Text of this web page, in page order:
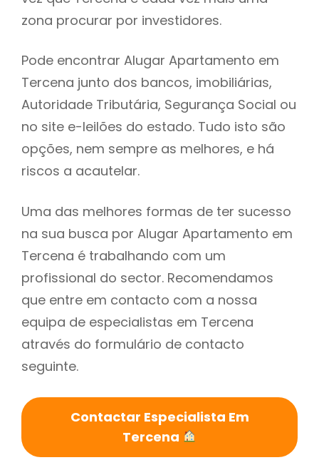
zona procurar por investidores.
Pode encontrar Alugar Apartamento em
Tercena junto dos bancos, imobiliárias,
Autoridade Tributária, Segurança Social ou
no site e-leilões do estado. Tudo isto são
opções, nem sempre as melhores, e há
riscos a acautelar.
Uma das melhores formas de ter sucesso
na sua busca por Alugar Apartamento em
Tercena é trabalhando com um
profissional do sector. Recomendamos
que entre em contacto com a nossa
equipa de especialistas em Tercena
através do formulário de contacto
seguinte.
Contactar Especialista Em
Tercena